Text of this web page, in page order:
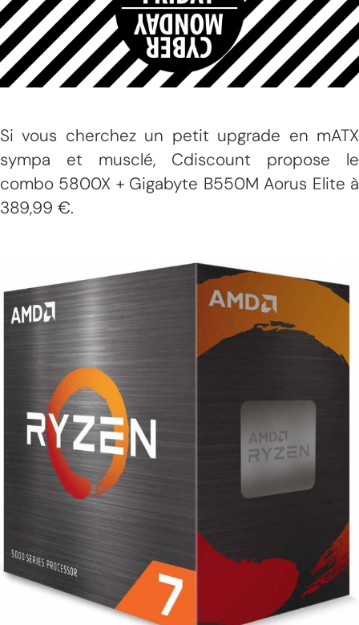
Si vous cherchez un petit upgrade en mATX
sympa et musclé, Cdiscount propose le
combo 5800X + Gigabyte B550M Aorus Elite à
389,99 €.